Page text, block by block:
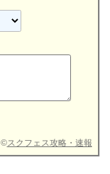
©スクフェス攻略・速報